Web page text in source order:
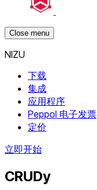
Close menu
NIZU
下载
集成
应用程序
Peppol 电子发票
定价
立即开始
CRUDy